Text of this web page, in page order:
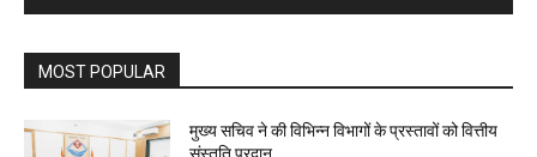
MOST POPULAR
मुख्य सचिव ने की विभिन्न विभागों के प्रस्तावों को वित्तीय